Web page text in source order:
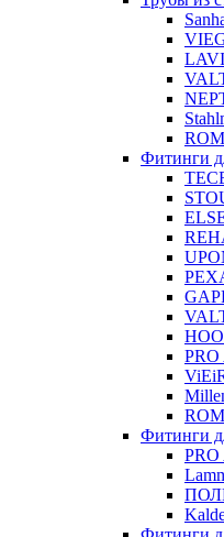
Фитинги
Фитинги